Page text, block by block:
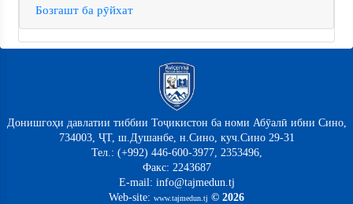
Бозгашт ба рӯйхат
Донишгоҳи давлатии тиббии Тоҷикистон ба номи Абӯалӣ ибни Сино,
734003, ҶТ, ш.Душанбе, н.Сино, куч.Сино 29-31
Тел.: (+992) 446-600-3977, 2353496,
Факс: 2243687
E-mail: info@tajmedun.tj
Web-site: www.tajmedun.tj © 2026